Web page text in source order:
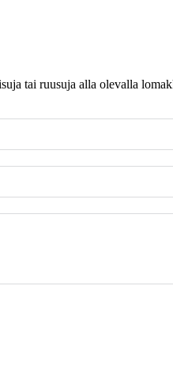
tai ruusuja alla olevalla